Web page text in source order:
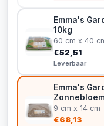
Emma's
10kg
60 cm x 40
€52,51
Leverbaar
Emma's
9 cm x 14 cm
€68,13